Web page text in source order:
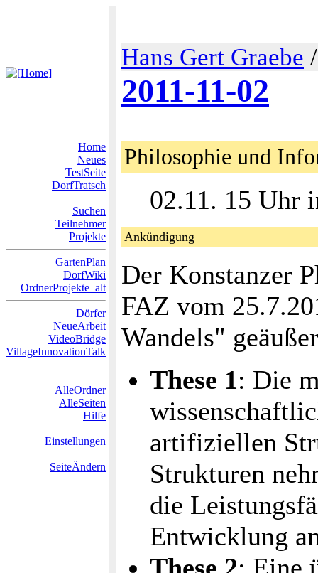
Hans Gert Graebe
2011-11-02
Home
Neues
TestSeite
DorfTratsch
Suchen
Teilnehmer
Projekte
GartenPlan
DorfWiki
OrdnerProjekte_alt
Dörfer
NeueArbeit
VideoBridge
VillageInnovationTalk
AlleOrdner
AlleSeiten
Hilfe
Einstellungen
SeiteÄndern
Philosophie und
02.11. 15 Uhr
Ankündigung
Der Konstanzer
FAZ vom
Wandels"
These 1: Die
artifiziellen
Strukturen
die
Entwicklung